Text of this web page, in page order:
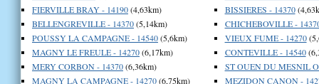
FIERVILLE BRAY - 14190(4,63km)
BELLENGREVILLE - 14370(5,14km)
POUSSY LA CAMPAGNE - 14540(5,6km)
MAGNY LE FREULE - 14270(6,17km)
MERY CORBON - 14370(6,36km)
MAGNY LA CAMPAGNE - 14270(6,75km)
BISSIERES - 14370
CHICHEBOVILLE -
VIEUX FUME - 14270
CONTEVILLE - 14540
ST OUEN DU MESNIL
MEZIDON CANON -